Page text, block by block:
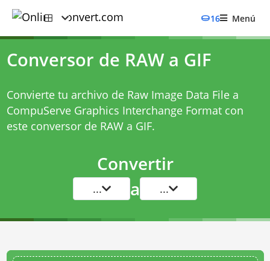
16 Menú
Conversor de RAW a GIF
Convierte tu archivo de Raw Image Data File a
CompuServe Graphics Interchange Format con
este conversor de RAW a GIF.
Convertir
... a ...